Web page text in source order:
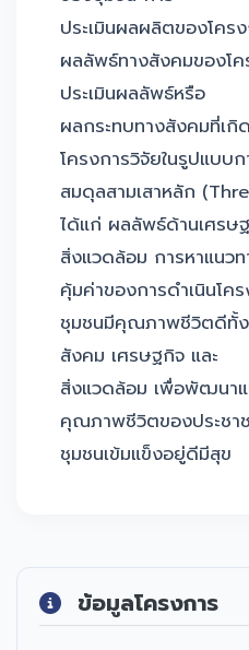
ประเมินผลผลิตของโคร
ผลลัพธ์ทางสังคมของโค
ประเมินผลลัพธ์หรือ
ผลกระทบทางสังคมที่เกิ
โครงการวิจัยในรูปแบบ
สมดุลสามเสาหลัก
ได้แก่ ผลลัพธ์ด้านเศรษ
สิ่งแวดล้อม การหาแนวท
คุ้มค่าของการดำเนินโค
ชุมชนมีคุณภาพชีวิตดีทั้ง
สังคม เศรษฐกิจ และ
สิ่งแวดล้อม เพื่อพัฒนา
คุณภาพชีวิตของประชา
ชุมชนเข้มแข็งอยู่ดีมีสุข
ข้อมูลโครงการ